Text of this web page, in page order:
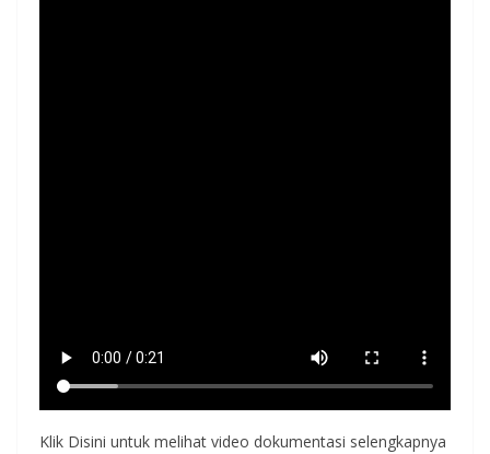
Klik Disini untuk melihat video dokumentasi selengkapnya